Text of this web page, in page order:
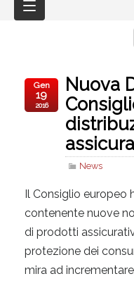
Nuova
News
Gen
19
2016
Il Consiglio europeo
contenente nuove
di prodotti
protezione dei
mira ad